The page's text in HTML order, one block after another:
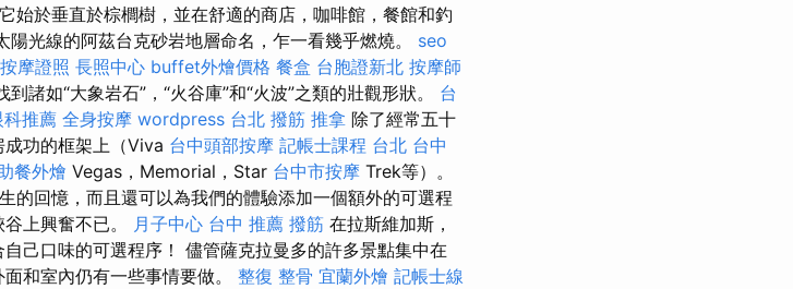
始於垂直於棕櫚樹，並在舒適的商店，咖啡館，餐館和釣
光線的阿茲台克砂岩地層命名，乍一看幾乎燃燒。 seo
摩證照 長照中心 buffet外燴價格 餐盒 台胞證新北 按摩師
諸如“大象岩石”，“火谷庫”和“火波”之類的壯觀形狀。 台
科推薦 全身按摩 wordpress 台北 撥筋 推拿 除了經常五十
功的框架上（Viva 台中頭部按摩 記帳士課程 台北 台中
餐外燴 Vegas，Memorial，Star 台中市按摩 Trek等）。
的回憶，而且還可以為我們的體驗添加一個額外的可選程
上興奮不已。
月子中心 台中 推薦 撥筋 在拉斯維加斯，
己口味的可選程序！ 儘管薩克拉曼多的許多景點集中在
和室內仍有一些事情要做。 整復 整骨 宜蘭外燴 記帳士線